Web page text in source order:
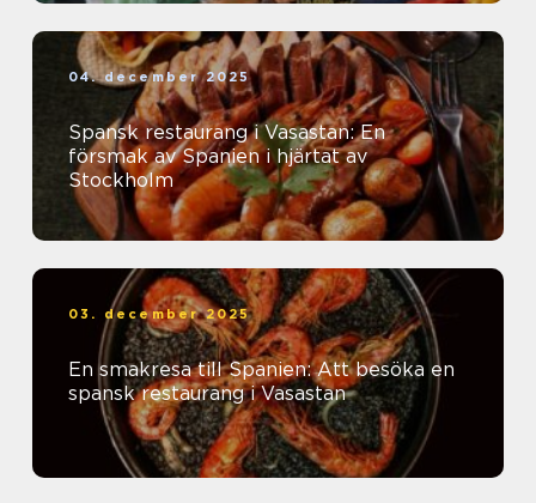
04. december 2025
Spansk restaurang i Vasastan: En
försmak av Spanien i hjärtat av
Stockholm
03. december 2025
En smakresa till Spanien: Att besöka en
spansk restaurang i Vasastan